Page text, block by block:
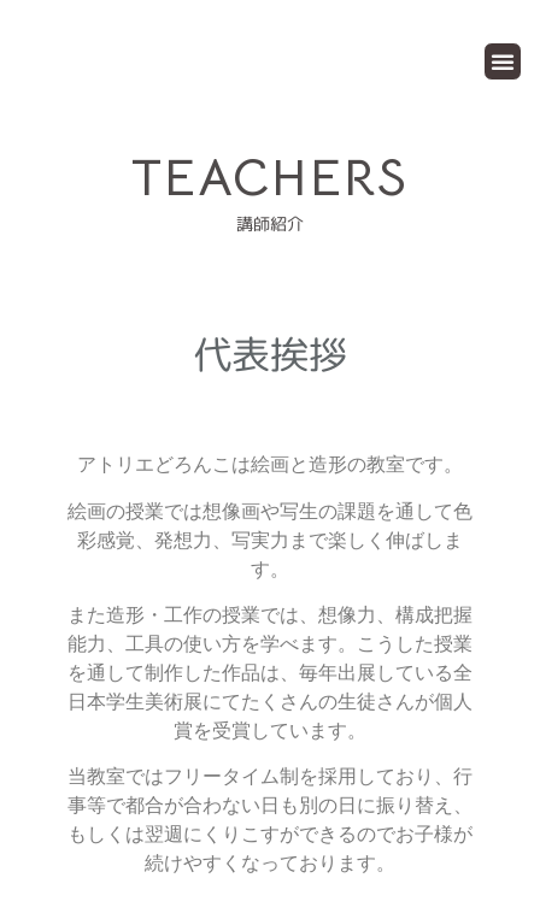
TEACHERS
講師紹介
代表挨拶
アトリエどろんこは絵画と造形の教室です。
絵画の授業では想像画や写生の課題を通して色
彩感覚、発想力、写実力まで楽しく伸ばしま
す。
また造形・工作の授業では、想像力、構成把握
能力、工具の使い方を学べます。こうした授業
を通して制作した作品は、毎年出展している全
日本学生美術展にてたくさんの生徒さんが個人
賞を受賞しています。
当教室ではフリータイム制を採用しており、行
事等で都合が合わない日も別の日に振り替え、
もしくは翌週にくりこすができるのでお子様が
続けやすくなっております。